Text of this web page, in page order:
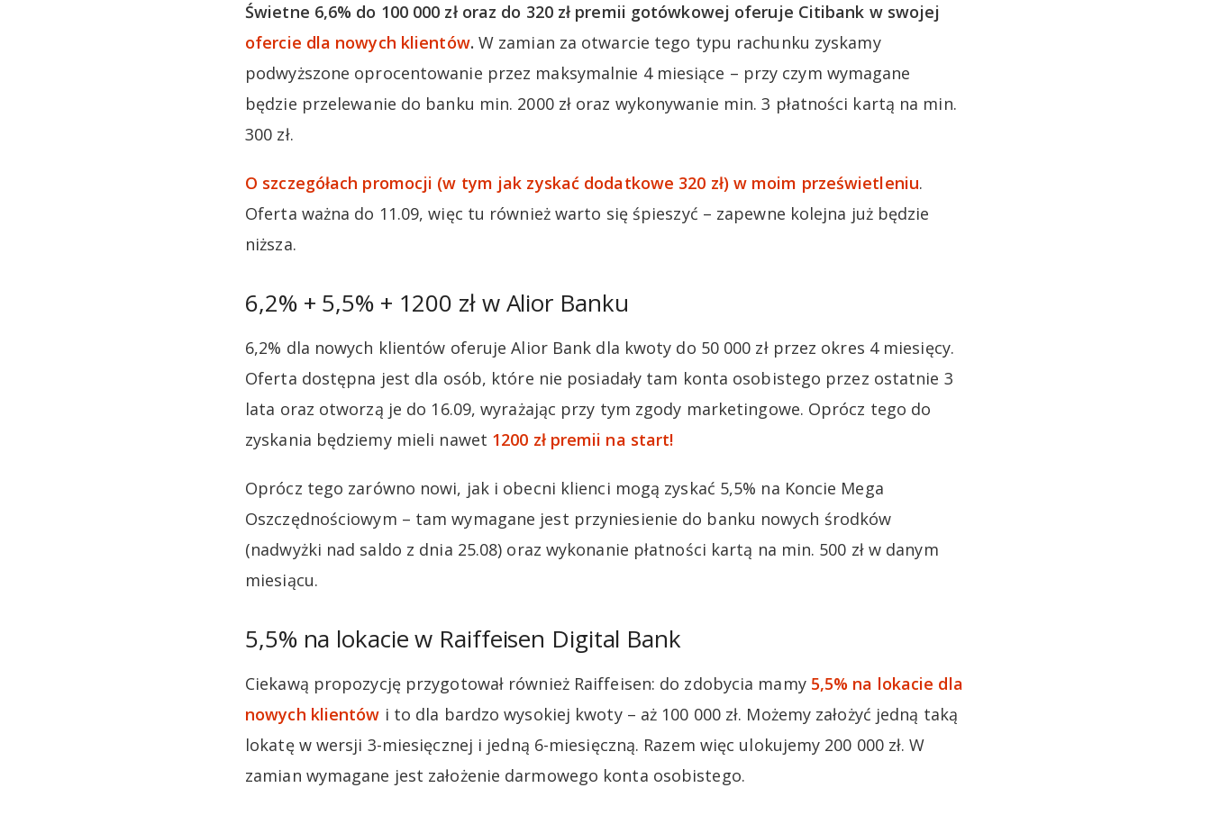
Świetne 6,6% do 100 000 zł oraz do 320 zł premii gotówkowej oferuje Citibank w swojej
ofercie dla nowych klientów. W zamian za otwarcie tego typu rachunku zyskamy
podwyższone oprocentowanie przez maksymalnie 4 miesiące – przy czym wymagane
będzie przelewanie do banku min. 2000 zł oraz wykonywanie min. 3 płatności kartą na min.
300 zł.
O szczegółach promocji (w tym jak zyskać dodatkowe 320 zł) w moim prześwietleniu.
Oferta ważna do 11.09, więc tu również warto się śpieszyć – zapewne kolejna już będzie
niższa.
6,2% + 5,5% + 1200 zł w Alior Banku
6,2% dla nowych klientów oferuje Alior Bank dla kwoty do 50 000 zł przez okres 4 miesięcy.
Oferta dostępna jest dla osób, które nie posiadały tam konta osobistego przez ostatnie 3
lata oraz otworzą je do 16.09, wyrażając przy tym zgody marketingowe. Oprócz tego do
zyskania będziemy mieli nawet 1200 zł premii na start!
Oprócz tego zarówno nowi, jak i obecni klienci mogą zyskać 5,5% na Koncie Mega
Oszczędnościowym – tam wymagane jest przyniesienie do banku nowych środków
(nadwyżki nad saldo z dnia 25.08) oraz wykonanie płatności kartą na min. 500 zł w danym
miesiącu.
5,5% na lokacie w Raiffeisen Digital Bank
Ciekawą propozycję przygotował również Raiffeisen: do zdobycia mamy 5,5% na lokacie dla
nowych klientów i to dla bardzo wysokiej kwoty – aż 100 000 zł. Możemy założyć jedną taką
lokatę w wersji 3-miesięcznej i jedną 6-miesięczną. Razem więc ulokujemy 200 000 zł. W
zamian wymagane jest założenie darmowego konta osobistego.